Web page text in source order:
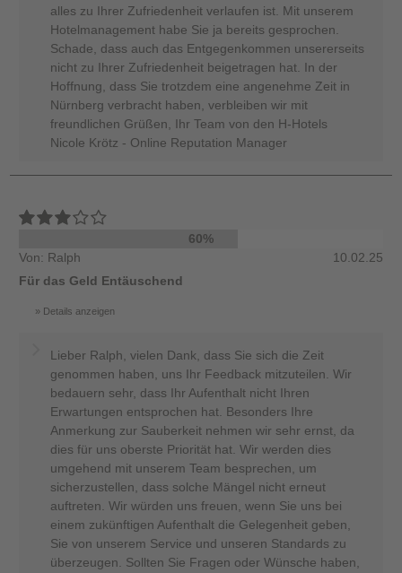
alles zu Ihrer Zufriedenheit verlaufen ist. Mit unserem
Hotelmanagement habe Sie ja bereits gesprochen.
Schade, dass auch das Entgegenkommen unsererseits
nicht zu Ihrer Zufriedenheit beigetragen hat. In der
Hoffnung, dass Sie trotzdem eine angenehme Zeit in
Nürnberg verbracht haben, verbleiben wir mit
freundlichen Grüßen, Ihr Team von den H-Hotels
Nicole Krötz - Online Reputation Manager
60%
Von: Ralph
10.02.25
Für das Geld Entäuschend
Details anzeigen
Lieber Ralph, vielen Dank, dass Sie sich die Zeit
genommen haben, uns Ihr Feedback mitzuteilen. Wir
bedauern sehr, dass Ihr Aufenthalt nicht Ihren
Erwartungen entsprochen hat. Besonders Ihre
Anmerkung zur Sauberkeit nehmen wir sehr ernst, da
dies für uns oberste Priorität hat. Wir werden dies
umgehend mit unserem Team besprechen, um
sicherzustellen, dass solche Mängel nicht erneut
auftreten. Wir würden uns freuen, wenn Sie uns bei
einem zukünftigen Aufenthalt die Gelegenheit geben,
Sie von unserem Service und unseren Standards zu
überzeugen. Sollten Sie Fragen oder Wünsche haben,